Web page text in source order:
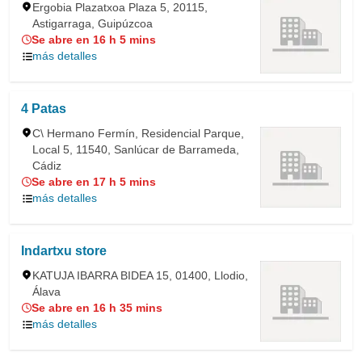
Ergobia Plazatxoa Plaza 5, 20115,
Astigarraga, Guipúzcoa
Se abre en 16 h 5 mins
más detalles
4 Patas
C\ Hermano Fermín, Residencial Parque,
Local 5, 11540, Sanlúcar de Barrameda,
Cádiz
Se abre en 17 h 5 mins
más detalles
Indartxu store
KATUJA IBARRA BIDEA 15, 01400, Llodio,
Álava
Se abre en 16 h 35 mins
más detalles